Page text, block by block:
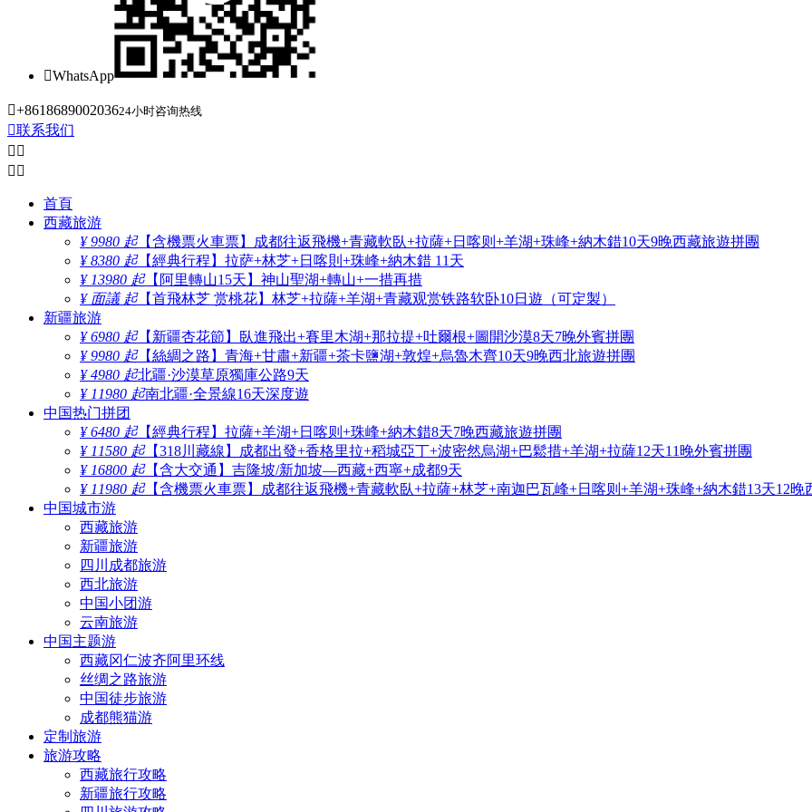
WhatsApp
+861868900203624小时咨询热线
联系我们
 
 
首頁
西藏旅游
¥ 9980 起【含機票火車票】成都往返飛機+青藏軟臥+拉薩+日喀则+羊湖+珠峰+納木錯10天9晚西藏旅遊拼團
¥ 8380 起【經典行程】拉萨+林芝+日喀則+珠峰+納木錯 11天
¥ 13980 起【阿里轉山15天】神山聖湖+轉山+一措再措
¥ 面議 起【首飛林芝 赏桃花】林芝+拉薩+羊湖+青藏观赏铁路软卧10日遊（可定製）
新疆旅游
¥ 6980 起【新疆杏花節】臥進飛出+賽里木湖+那拉提+吐爾根+圖開沙漠8天7晚外賓拼團
¥ 9980 起【絲綢之路】青海+甘肅+新疆+茶卡鹽湖+敦煌+烏魯木齊10天9晚西北旅遊拼團
¥ 4980 起北疆·沙漠草原獨庫公路9天
¥ 11980 起南北疆·全景線16天深度遊
中国热门拼团
¥ 6480 起【經典行程】拉薩+羊湖+日喀则+珠峰+納木錯8天7晚西藏旅遊拼團
¥ 11580 起【318川藏線】成都出發+香格里拉+稻城亞丁+波密然烏湖+巴鬆措+羊湖+拉薩12天11晚外賓拼團
¥ 16800 起【含大交通】吉隆坡/新加坡—西藏+西寧+成都9天
¥ 11980 起【含機票火車票】成都往返飛機+青藏軟臥+拉薩+林芝+南迦巴瓦峰+日喀则+羊湖+珠峰+納木錯13天12晚
中国城市游
西藏旅游
新疆旅游
四川成都旅游
西北旅游
中国小团游
云南旅游
中国主题游
西藏冈仁波齐阿里环线
丝绸之路旅游
中国徒步旅游
成都熊猫游
定制旅游
旅游攻略
西藏旅行攻略
新疆旅行攻略